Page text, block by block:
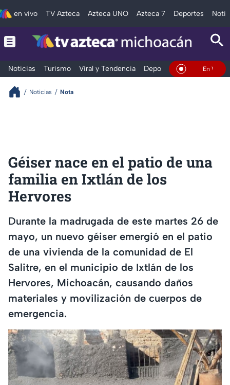
en vivo TV Azteca Azteca UNO Azteca 7 Deportes
Noticias Turismo Viral y Tendencia Deportes Espectáculos
En Vivo
Noticias Nota
Géiser nace en el patio de una
familia en Ixtlán de los
Hervores
Durante la madrugada de este martes 26 de
mayo, un nuevo géiser emergió en el patio
de una vivienda de la comunidad de El
Salitre, en el municipio de Ixtlán de los
Hervores, Michoacán, causando daños
materiales y movilización de cuerpos de
emergencia.